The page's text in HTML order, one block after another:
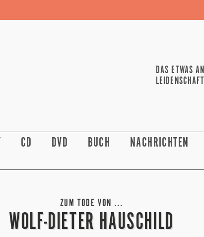
DAS ETWAS
CD DVD BUCH NACHRICHTEN
ZUM TODE VON ...
WOLF-DIETER HAUSCHILD